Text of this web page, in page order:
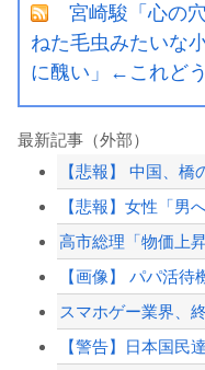
宮崎駿「心の
ねた毛虫みたいな
に醜い」←これど
最新記事（外部）